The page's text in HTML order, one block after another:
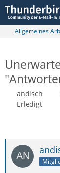
Allgemeines
andisch
Erledigt